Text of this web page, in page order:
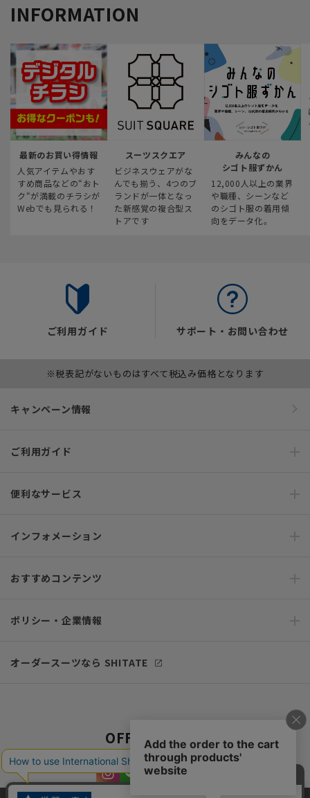
INFORMATION
最新のお買い得情報
人気アイテムやおす
すめ商品などの“おト
ク“が満載のチラシが
Webでも見られる！
スーツスクエア
ビジネスウェアがな
んでも揃う、4つのブ
ランドが一体となっ
た新感覚の複合型ス
トアです
みんなの
シゴト服ずかん
12,000人以上の業界
や職種、シーンなど
のシゴト服の着用傾
向をデータ化。
ご利用ガイド サポート・お問い合わせ
※税表記がないものはすべて税込み価格となります
キャンペーン情報
ご利用ガイド
便利なサービス
インフォメーション
おすすめコンテンツ
ポリシー・企業情報
オーダースーツなら SHITATE
OFFICIAL SNS